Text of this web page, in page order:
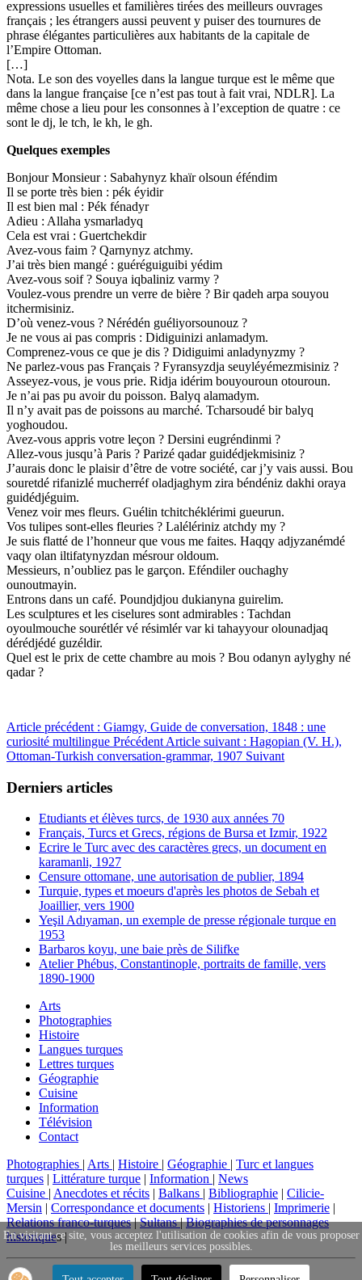
expressions usuelles et familières tirées des meilleurs ouvrages
français ; les étrangers aussi peuvent y puiser des tournures de
phrase élégantes particulières aux habitants de la capitale de
l’Empire Ottoman.
[…]
Nota. Le son des voyelles dans la langue turque est le même que
dans la langue française [ce n’est pas tout à fait vrai, NDLR]. La
même chose a lieu pour les consonnes à l’exception de quatre : ce
sont le dj, le tch, le kh, le gh.
Quelques exemples
Bonjour Monsieur : Sabahynyz khaïr olsoun éféndim
Il se porte très bien : pék éyidir
Il est bien mal : Pék fénadyr
Adieu : Allaha ysmarladyq
Cela est vrai : Guertchekdir
Avez-vous faim ? Qarnynyz atchmy.
J’ai très bien mangé : guéréguiguibi yédim
Avez-vous soif ? Souya iqbaliniz varmy ?
Voulez-vous prendre un verre de bière ? Bir qadeh arpa souyou
itchermisiniz.
D’où venez-vous ? Nérédén guéliyorsounouz ?
Je ne vous ai pas compris : Didiguinizi anlamadym.
Comprenez-vous ce que je dis ? Didiguimi anladynyzmy ?
Ne parlez-vous pas Français ? Fyransyzdja seuyléyémezmisiniz ?
Asseyez-vous, je vous prie. Ridja idérim bouyouroun otouroun.
Je n’ai pas pu avoir du poisson. Balyq alamadym.
Il n’y avait pas de poissons au marché. Tcharsoudé bir balyq
yoghoudou.
Avez-vous appris votre leçon ? Dersini eugréndinmi ?
Allez-vous jusqu’à Paris ? Parizé qadar guidédjekmisiniz ?
J’aurais donc le plaisir d’être de votre société, car j’y vais aussi. Bou
souretdé rifanizlé mucherréf oladjaghym zira béndéniz dakhi oraya
guidédjéguim.
Venez voir mes fleurs. Guélin tchitchéklérimi gueurun.
Vos tulipes sont-elles fleuries ? Lalélériniz atchdy my ?
Je suis flatté de l’honneur que vous me faites. Haqqy adjyzanémdé
vaqy olan iltifatynyzdan mésrour oldoum.
Messieurs, n’oubliez pas le garçon. Eféndiler ouchaghy
ounoutmayin.
Entrons dans un café. Poundjdjou dukianyna guirelim.
Les sculptures et les ciselures sont admirables : Tachdan
oyoulmouche sourétlér vé résimlér var ki tahayyour olounadjaq
dérédjédé guzéldir.
Quel est le prix de cette chambre au mois ? Bou odanyn aylyghy né
qadar ?
Article précédent : Giamgy, Guide de conversation, 1848 : une
curiosité multilingue Précédent Article suivant : Hagopian (V. H.),
Ottoman-Turkish conversation-grammar, 1907 Suivant
Derniers articles
Etudiants et élèves turcs, de 1930 aux années 70
Français, Turcs et Grecs, régions de Bursa et Izmir, 1922
Ecrire le Turc avec des caractères grecs, un document en
karamanli, 1927
Censure ottomane, une autorisation de publier, 1894
Turquie, types et moeurs d'après les photos de Sebah et
Joaillier, vers 1900
Yeşil Adıyaman, un exemple de presse régionale turque en
1953
Barbaros koyu, une baie près de Silifke
Atelier Phébus, Constantinople, portraits de famille, vers
1890-1900
Arts
Photographies
Histoire
Langues turques
Lettres turques
Géographie
Cuisine
Information
Télévision
Contact
Photographies | Arts | Histoire | Géographie | Turc et langues
turques | Littérature turque | Information | News
Cuisine | Anecdotes et récits | Balkans | Bibliographie | Cilicie-
Mersin | Correspondance et documents | Historiens | Imprimerie |
Relations franco-turques|Sultans|Biographies de personnages
historiques |
En visitant ce site, vous acceptez l'utilisation de cookies afin de vous proposer
les meilleurs services possibles.